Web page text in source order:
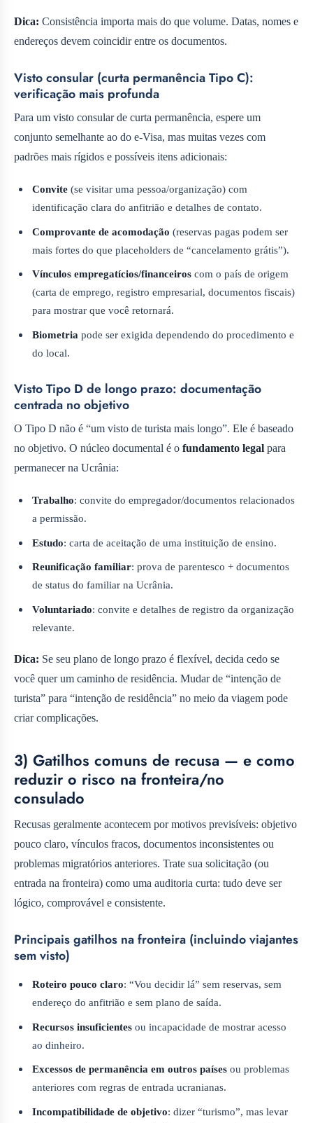
Dica: Consistência importa mais do que volume. Datas, nomes e
endereços devem coincidir entre os documentos.
Visto consular (curta permanência Tipo C):
verificação mais profunda
Para um visto consular de curta permanência, espere um
conjunto semelhante ao do e‑Visa, mas muitas vezes com
padrões mais rígidos e possíveis itens adicionais:
Convite (se visitar uma pessoa/organização) com
identificação clara do anfitrião e detalhes de contato.
Comprovante de acomodação (reservas pagas podem ser
mais fortes do que placeholders de “cancelamento grátis”).
Vínculos empregatícios/financeiros com o país de origem
(carta de emprego, registro empresarial, documentos fiscais)
para mostrar que você retornará.
Biometria pode ser exigida dependendo do procedimento e
do local.
Visto Tipo D de longo prazo: documentação
centrada no objetivo
O Tipo D não é “um visto de turista mais longo”. Ele é baseado
no objetivo. O núcleo documental é o fundamento legal para
permanecer na Ucrânia:
Trabalho: convite do empregador/documentos relacionados
a permissão.
Estudo: carta de aceitação de uma instituição de ensino.
Reunificação familiar: prova de parentesco + documentos
de status do familiar na Ucrânia.
Voluntariado: convite e detalhes de registro da organização
relevante.
Dica: Se seu plano de longo prazo é flexível, decida cedo se
você quer um caminho de residência. Mudar de “intenção de
turista” para “intenção de residência” no meio da viagem pode
criar complicações.
3) Gatilhos comuns de recusa — e como
reduzir o risco na fronteira/no
consulado
Recusas geralmente acontecem por motivos previsíveis: objetivo
pouco claro, vínculos fracos, documentos inconsistentes ou
problemas migratórios anteriores. Trate sua solicitação (ou
entrada na fronteira) como uma auditoria curta: tudo deve ser
lógico, comprovável e consistente.
Principais gatilhos na fronteira (incluindo viajantes
sem visto)
Roteiro pouco claro: “Vou decidir lá” sem reservas, sem
endereço do anfitrião e sem plano de saída.
Recursos insuficientes ou incapacidade de mostrar acesso
ao dinheiro.
Excessos de permanência em outros países ou problemas
anteriores com regras de entrada ucranianas.
Incompatibilidade de objetivo: dizer “turismo”, mas levar